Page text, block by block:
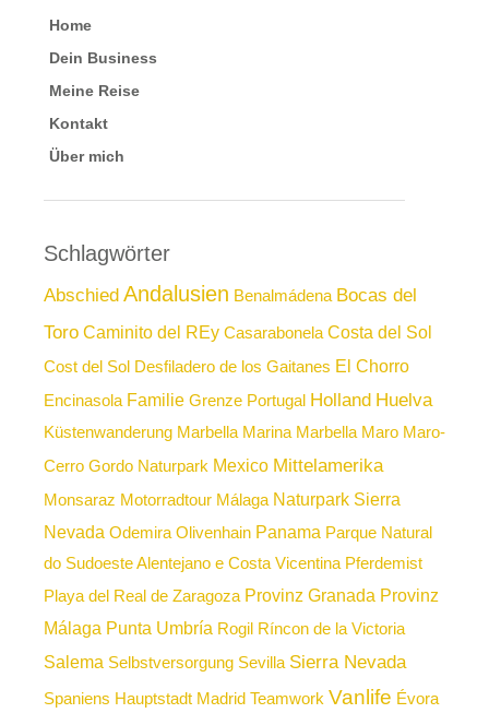
Home
Dein Business
Meine Reise
Kontakt
Über mich
Schlagwörter
Abschied Andalusien Benalmádena Bocas del
Toro Caminito del REy Casarabonela Costa del Sol
Cost del Sol Desfiladero de los Gaitanes El Chorro
Encinasola Familie Grenze Portugal Holland Huelva
Küstenwanderung Marbella Marina Marbella Maro Maro-
Cerro Gordo Naturpark Mexico Mittelamerika
Monsaraz Motorradtour Málaga Naturpark Sierra
Nevada Odemira Olivenhain Panama Parque Natural
do Sudoeste Alentejano e Costa Vicentina Pferdemist
Playa del Real de Zaragoza Provinz Granada Provinz
Málaga Punta Umbría Rogil Ríncon de la Victoria
Salema Selbstversorgung Sevilla Sierra Nevada
Spaniens Hauptstadt Madrid Teamwork Vanlife Évora